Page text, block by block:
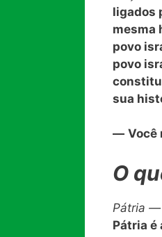
ligados
mesma
povo
povo
sua
— Você
O
Pátria —
Pátria é